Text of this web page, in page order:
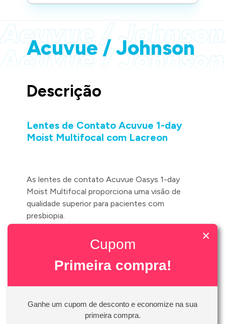
Acuvue / Johnson
Acuvue / Johnson
Acuvue / Johnson
Acuvue / Johnson
Descrição
Lentes de Contato Acuvue 1-day
Moist Multifocal com Lacreon
As lentes de contato Acuvue Oasys 1-day
Moist Multifocal proporciona uma visão de
qualidade superior para pacientes com
presbiopia.
Johnson&Johnson
Modelo:
Acuvue Oasys 1-day Moist Multifocal
Indicação:
Miopia e hipermetropia combinados à
×
Cupom
Primeira compra!
Ganhe um cupom de desconto e economize na sua
primeira compra.